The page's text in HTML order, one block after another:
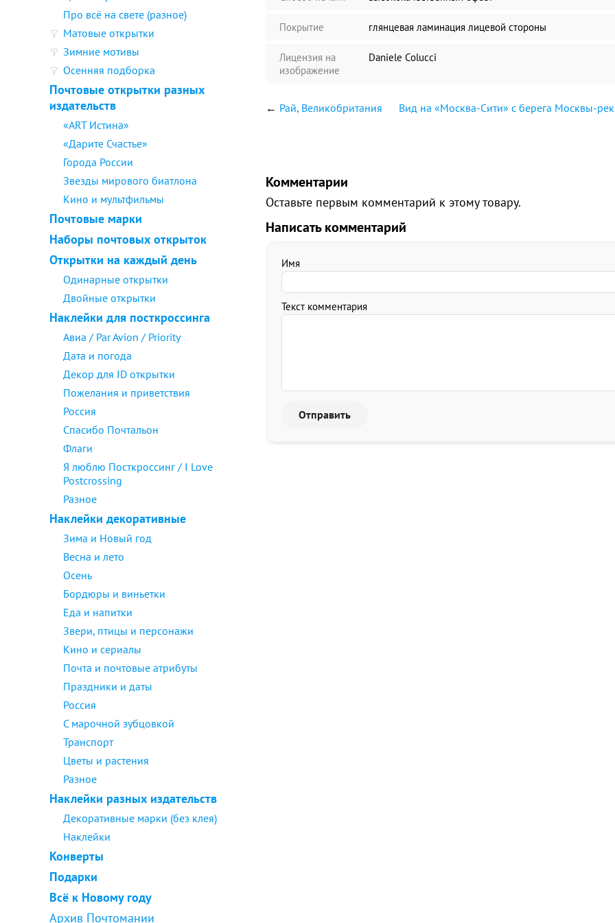
Про всё на свете (разное)
Матовые открытки
Зимние мотивы
Осенняя подборка
Почтовые открытки разных
издательств
«ART Истина»
«Дарите Счастье»
Города России
Звезды мирового биатлона
Кино и мультфильмы
Почтовые марки
Наборы почтовых открыток
Открытки на каждый день
Одинарные открытки
Двойные открытки
Наклейки для посткроссинга
Авиа / Par Avion / Priority
Дата и погода
Декор для ID открытки
Пожелания и приветствия
Россия
Спасибо Почтальон
Флаги
Я люблю Посткроссинг / I Love
Postcrossing
Разное
Наклейки декоративные
Зима и Новый год
Весна и лето
Осень
Бордюры и виньетки
Еда и напитки
Звери, птицы и персонажи
Кино и сериалы
Почта и почтовые атрибуты
Праздники и даты
Россия
С марочной зубцовкой
Транспорт
Цветы и растения
Разное
Наклейки разных издательств
Декоративные марки (без клея)
Наклейки
Конверты
Подарки
Всё к Новому году
Архив Почтомании
Покрытие глянцевая ламинация лицевой стороны
Лицензия на
изображение
Daniele Colucci
← Рай, Великобритания Вид на «Москва-Сити» с берега Москвы-
Комментарии
Оставьте первым комментарий к этому товару.
Написать комментарий
Имя
Текст комментария